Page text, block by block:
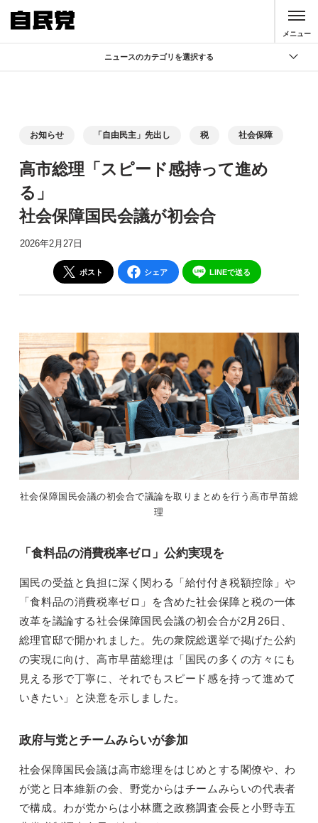
メニュー
ニュースのカテゴリを選択する
記者会見
活動局
お知らせ 「自由民主」先出し 税 社会保障
高市総理「スピード感持って進め
る」
社会保障国民会議が初会合
2026年2月27日
ポスト シェア LINEで送る
社会保障国民会議の初会合で議論を取りまとめを行う高市早苗総
理
「食料品の消費税率ゼロ」公約実現を
国民の受益と負担に深く関わる「給付付き税額控除」や
「食料品の消費税率ゼロ」を含めた社会保障と税の一体
改革を議論する社会保障国民会議の初会合が2月26日、
総理官邸で開かれました。先の衆院総選挙で掲げた公約
の実現に向け、高市早苗総理は「国民の多くの方々にも
見える形で丁寧に、それでもスピード感を持って進めて
いきたい」と決意を示しました。
政府与党とチームみらいが参加
社会保障国民会議は高市総理をはじめとする閣僚や、わ
が党と日本維新の会、野党からはチームみらいの代表者
で構成。わが党からは小林鷹之政務調査会長と小野寺五